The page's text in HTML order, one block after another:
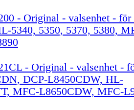
- Original - valsenhet - för
5340, 5350, 5370, 5380,
- Original - valsenhet -
DCP-L8450CDW, HL-
MFC-L8650CDW, MFC-